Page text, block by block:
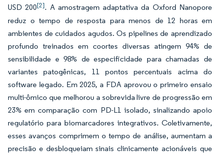
USD 200[2]. A amostragem adaptativa da Oxford Nanopore
reduz o tempo de resposta para menos de 12 horas em
ambientes de cuidados agudos. Os pipelines de aprendizado
profundo treinados em coortes diversas atingem 94% de
sensibilidade e 98% de especificidade para chamadas de
variantes patogênicas, 11 pontos percentuais acima do
software legado. Em 2025, a FDA aprovou o primeiro ensaio
multi-ômico que melhorou a sobrevida livre de progressão em
23% em comparação com PD-L1 isolado, sinalizando apoio
regulatório para biomarcadores integrativos. Coletivamente,
esses avanços comprimem o tempo de análise, aumentam a
precisão e desbloqueiam sinais clinicamente acionáveis que